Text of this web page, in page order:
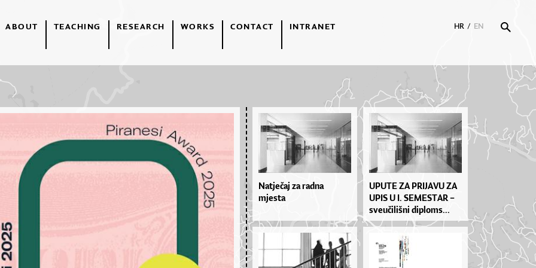
ABOUT TEACHING RESEARCH WORKS CONTACT INTRANET HR / EN
Natječaj za radna
mjesta
UPU­TE ZA PRI­JA­VU ZA
UPIS U I. SE­MES­TAR –
sve­u­či­liš­ni di­plo­ms...